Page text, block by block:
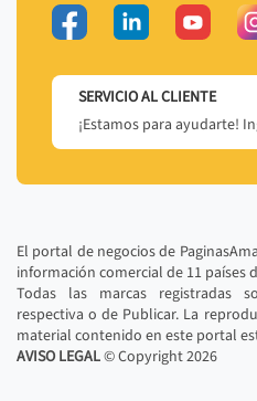
SERVICIO AL CLIENTE
¡Estamos para ayudarte!
El portal de negocios de
información comercial de 11 países
Todas las marcas registradas
respectiva o de Publicar. La
material contenido en este portal
AVISO LEGAL© Copyright2026